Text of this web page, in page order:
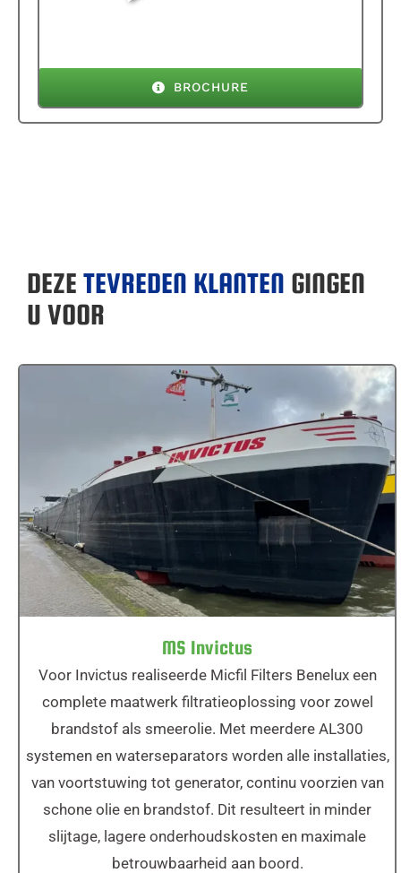
BROCHURE
DEZE TEVREDEN KLANTEN GINGEN
U VOOR
MS Invictus
MS Invictus
Voor Invictus realiseerde Micfil Filters Benelux een
complete maatwerk filtratieoplossing voor zowel
brandstof als smeerolie. Met meerdere AL300
systemen en waterseparators worden alle installaties,
van voortstuwing tot generator, continu voorzien van
schone olie en brandstof. Dit resulteert in minder
slijtage, lagere onderhoudskosten en maximale
betrouwbaarheid aan boord.